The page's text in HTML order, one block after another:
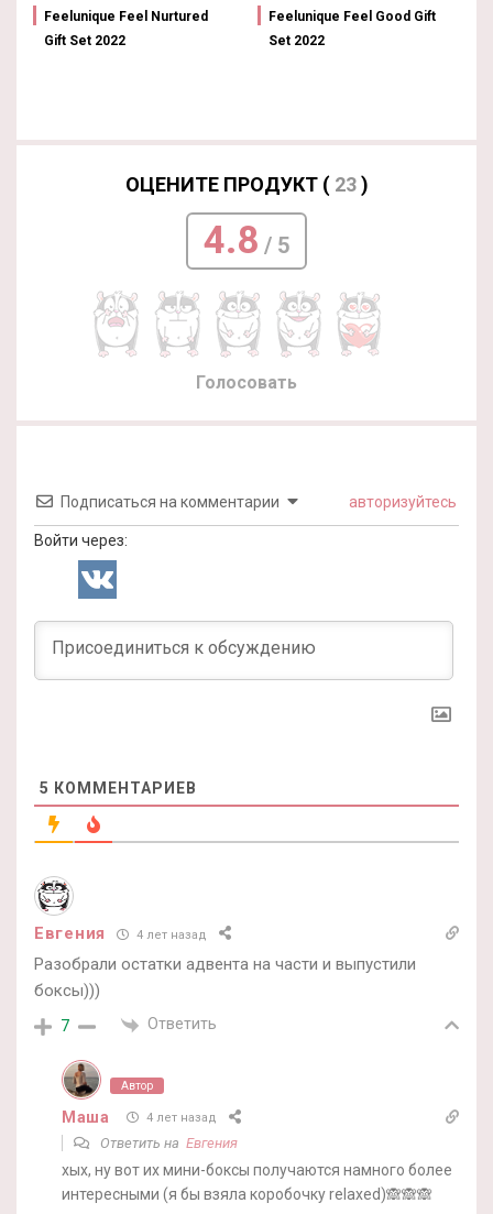
Feelunique Feel Nurtured
Gift Set 2022
Feelunique Feel Good Gift
Set 2022
ОЦЕНИТЕ ПРОДУКТ ( 23)
4.8 / 5
Голосовать
Подписаться на комментарии авторизуйтесь
Войти через:
5 КОММЕНТАРИЕВ
Евгения 4 лет назад
Разобрали остатки адвента на части и выпустили
боксы)))
7 Ответить
Автор
Маша 4 лет назад
Ответить на Евгения
хых, ну вот их мини-боксы получаются намного более
интересными (я бы взяла коробочку relaxed)🙈🙈🙈